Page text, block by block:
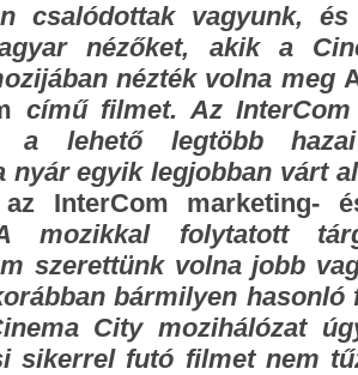
csalódottak vagyunk,
nézőket, akik a
nézték volna meg
című filmet. Az
a lehető legtöbb hazai
nyár egyik legjobban várt
InterCom marketing-
mozikkal folytatott
szerettünk volna jobb
bármilyen hasonló
City mozihálózat
sikerrel futó filmet nem